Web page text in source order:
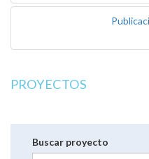
PROYECTOS
Buscar proyecto